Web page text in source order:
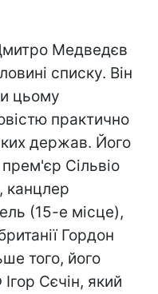
Медведєв
списку. Він
цьому
практично
держав. Його
Сільвіо
канцлер
(15-е місце),
Гордон
того, його
Сєчін, який